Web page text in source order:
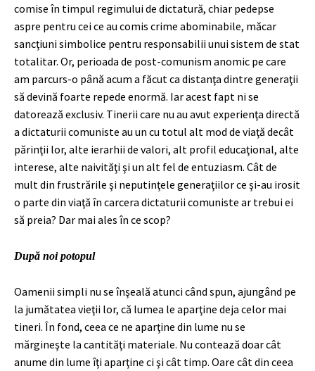
comise în timpul regimului de dictatură, chiar pedepse
aspre pentru cei ce au comis crime abominabile, măcar
sancţiuni simbolice pentru responsabilii unui sistem de stat
totalitar. Or, perioada de post-comunism anomic pe care
am parcurs-o până acum a făcut ca distanţa dintre generaţii
să devină foarte repede enormă. Iar acest fapt ni se
datorează exclusiv. Tinerii care nu au avut experienţa directă
a dictaturii comuniste au un cu totul alt mod de viaţă decât
părinţii lor, alte ierarhii de valori, alt profil educaţional, alte
interese, alte naivităţi şi un alt fel de entuziasm. Cât de
mult din frustrările şi neputinţele generaţiilor ce şi-au irosit
o parte din viaţă în carcera dictaturii comuniste ar trebui ei
să preia? Dar mai ales în ce scop?
După noi potopul
Oamenii simpli nu se înşeală atunci când spun, ajungând pe
la jumătatea vieţii lor, că lumea le aparţine deja celor mai
tineri. În fond, ceea ce ne aparţine din lume nu se
mărgineşte la cantităţi materiale. Nu contează doar cât
anume din lume îţi aparţine ci şi cât timp. Oare cât din ceea